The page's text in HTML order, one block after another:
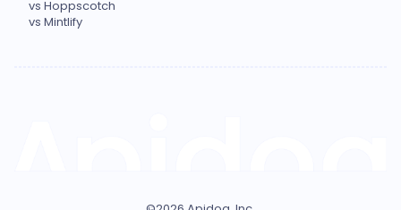
vs Hoppscotch
vs Mintlify